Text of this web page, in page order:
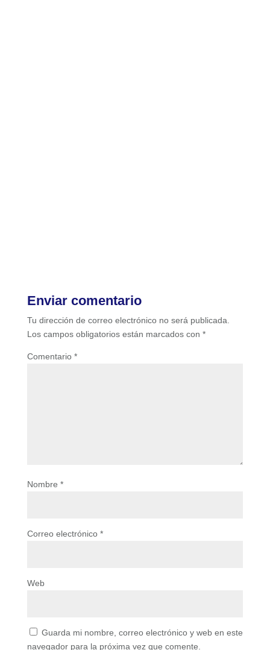
Enviar comentario
Tu dirección de correo electrónico no será publicada.
Los campos obligatorios están marcados con *
Comentario *
Nombre *
Correo electrónico *
Web
Guarda mi nombre, correo electrónico y web en este
navegador para la próxima vez que comente.